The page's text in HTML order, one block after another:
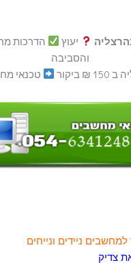
יעוץ הדרכות
והסביבה
טכנאי
צדיק